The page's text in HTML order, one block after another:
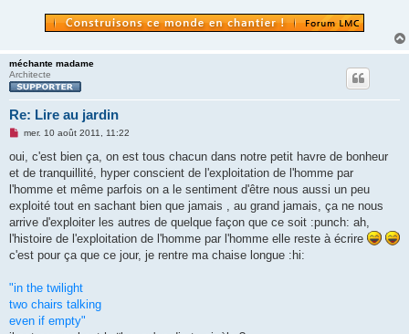
méchante madame
Architecte
Re: Lire au jardin
M
s
a
g
n
o
l
u
mer. 10 août 2011, 11:22
oui, c'est bien ça, on est tous chacun dans notre petit havre de bonheur
et de tranquillité, hyper conscient de l'exploitation de l'homme par
l'homme et même parfois on a le sentiment d'être nous aussi un peu
exploité tout en sachant bien que jamais , au grand jamais, ça ne nous
arrive d'exploiter les autres de quelque façon que ce soit :punch: ah,
l'histoire de l'exploitation de l'homme par l'homme elle reste à écrire
c'est pour ça que ce jour, je rentre ma chaise longue :hi:
"in the twilight
two chairs talking
even if empty"